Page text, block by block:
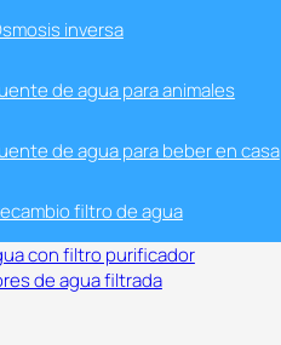
inversa
de agua para animales
de agua para beber en casa
filtro de agua
con filtro purificador
de agua filtrada
resultados